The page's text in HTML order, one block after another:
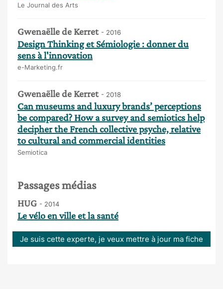
Le Journal des Arts
Gwenaëlle de Kerret - 2016
Design Thinking et Sémiologie : donner du
sens à l'innovation
e-Marketing.fr
Gwenaëlle de Kerret - 2018
Can museums and luxury brands’ perceptions
be compared? How a survey and semiotics help
decipher the French collective psyche, relative
to cultural and commercial identities
Semiotica
Passages médias
HUG - 2014
Le vélo en ville et la santé
Je suis cette experte, je veux mettre à jour ma fiche